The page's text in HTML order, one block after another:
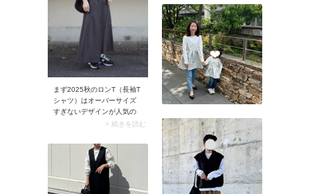
ルオーバーなどでシンプル
にまとめましょう。スタイ
リングをきれいめな印象に
寄せたら、足元はあえてス
ニーカーを合わせて軽やか
な抜け感をプラス。簡単な
のに映える、今っぽいサテ
ンスカートコーデが完成し
ます。
まず2025秋のロンT（長袖T
シャツ）はオーバーサイズ
すぎないデザインが人気の
傾向。白ロンTにはボリュー
着合わせがおすすめです。
このときロンTの裾をウエス
トインするのがコツ。上半
身がコンパクトにまとまり
きれいめに着こなせます。
> 続きを読む